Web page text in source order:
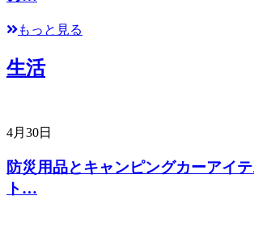
もっと見る
生活
4月30日
防災用品とキャンピングカーアイ
ト…